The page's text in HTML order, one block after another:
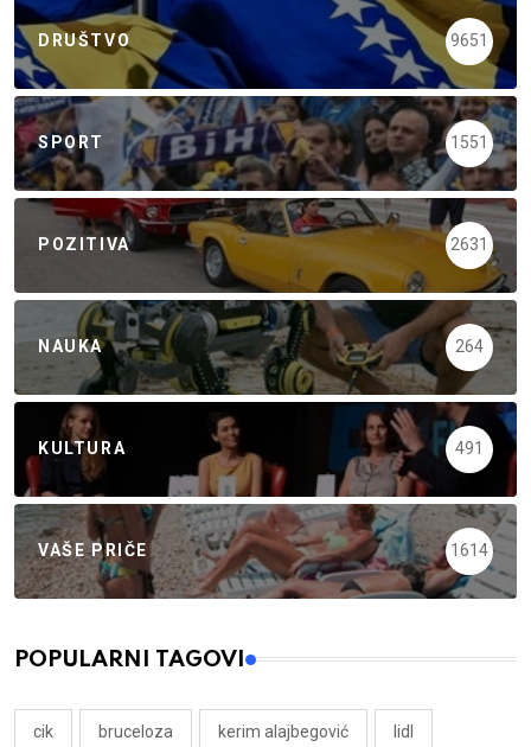
DRUŠTVO 9651
SPORT 1551
POZITIVA 2631
NAUKA 264
KULTURA 491
VAŠE PRIČE 1614
POPULARNI TAGOVI
cik bruceloza kerim alajbegović lidl